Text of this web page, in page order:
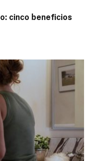
cinco beneficios